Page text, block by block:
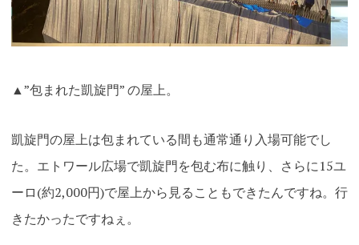
▲”包まれた凱旋門” の屋上。
凱旋門の屋上は包まれている間も通常通り入場可能でし
た。エトワール広場で凱旋門を包む布に触り、さらに15ユ
ーロ(約2,000円)で屋上から見ることもできたんですね。行
きたかったですねぇ 。